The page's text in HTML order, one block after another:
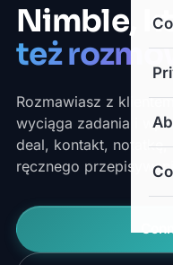
Nimble,
też
Rozmawiasz z
wyciąga zadania i
deal, kontakt,
ręcznego